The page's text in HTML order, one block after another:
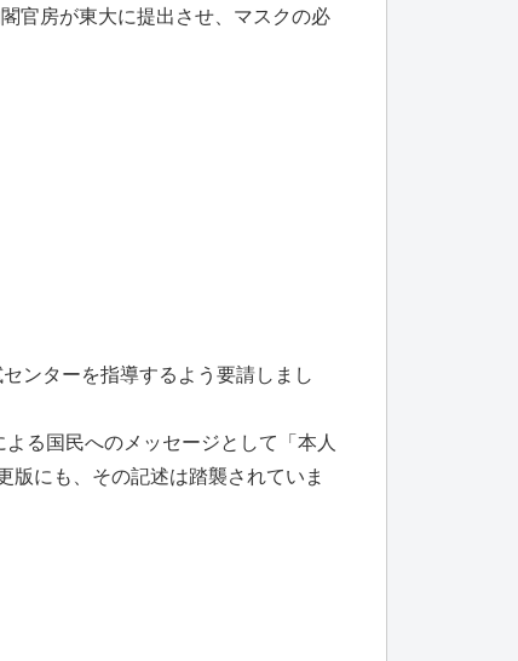
官房が東大に提出させ、マスクの必
ンターを指導するよう要請しまし
る国民へのメッセージとして「本人
版にも、その記述は踏襲されていま